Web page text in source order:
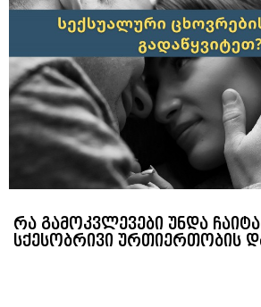
რა გამოკვლევები უნდა
სქესობრივი ურთიერთობის